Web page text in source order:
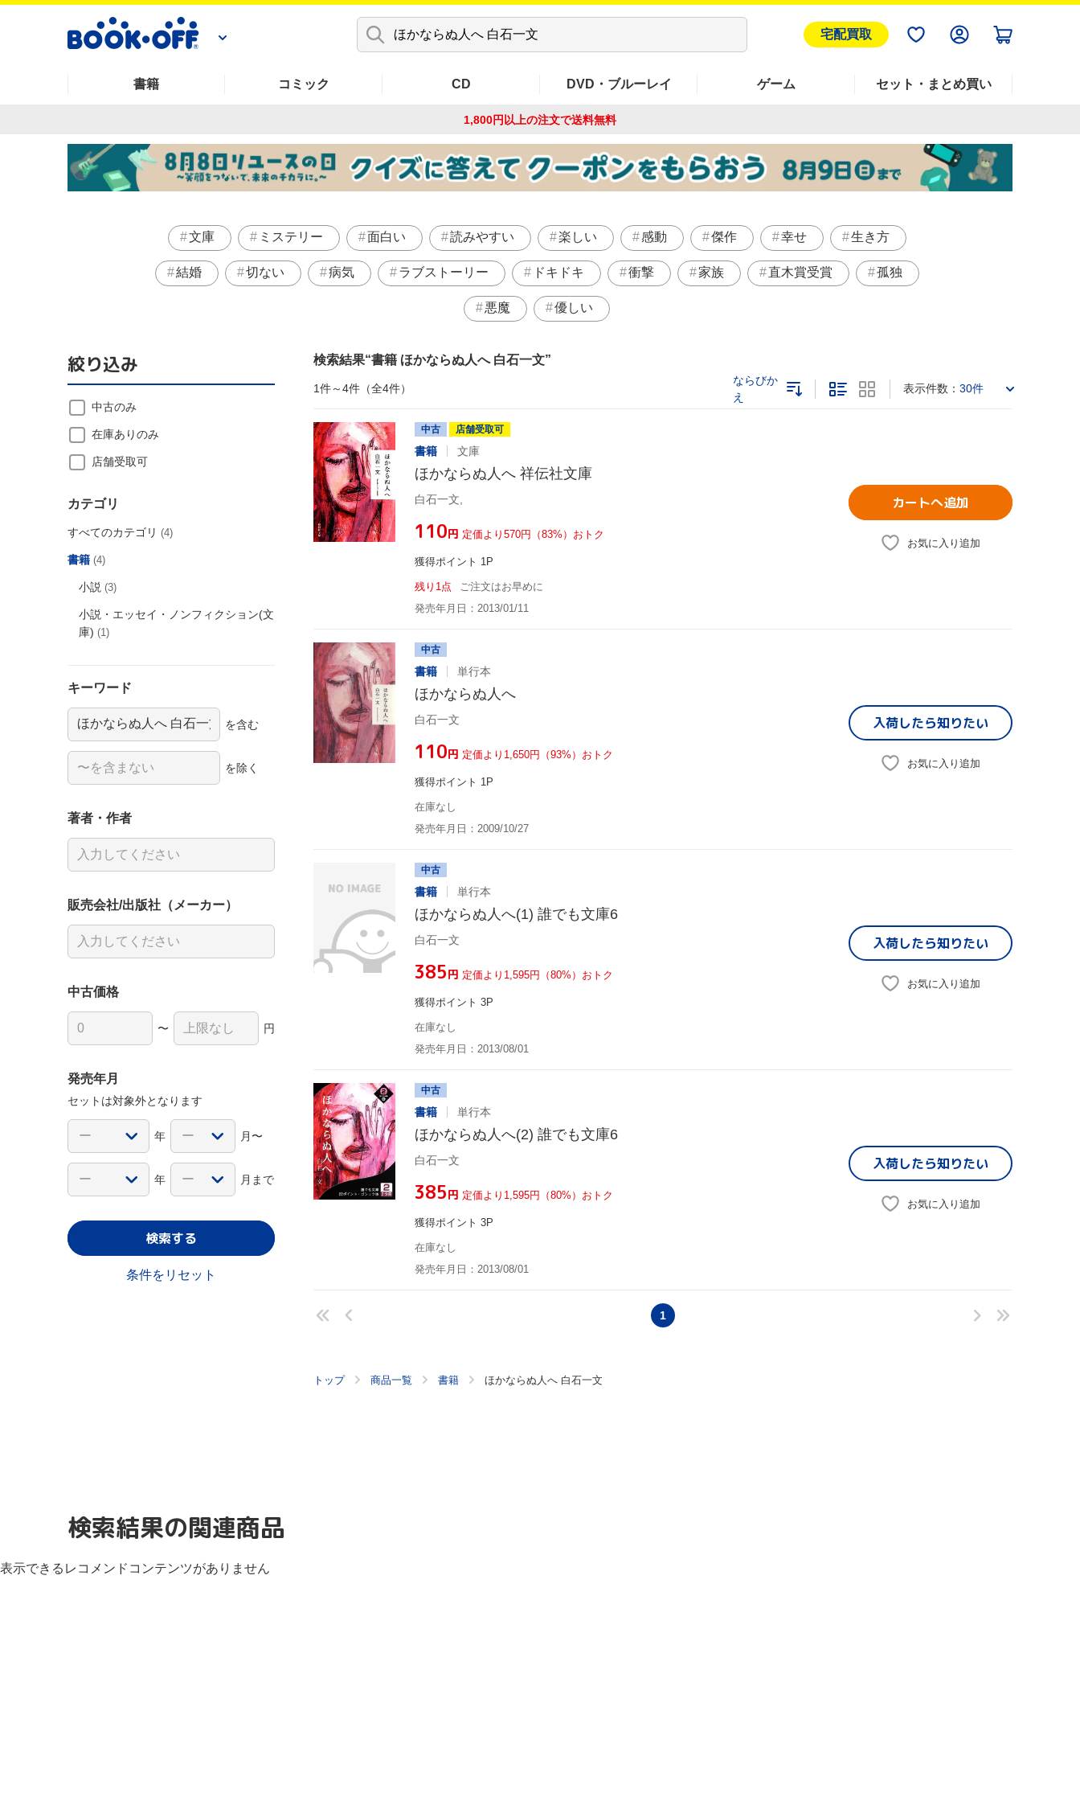
宅配買取
書籍 コミック CD DVD・ブルーレイ ゲーム セット・まとめ買い
1,800円以上の注文で送料無料
文庫 ミステリー 面白い 読みやすい 楽しい 感動 傑作 幸せ 生き方
結婚 切ない 病気 ラブストーリー ドキドキ 衝撃 家族 直木賞受賞 孤独
悪魔 優しい
検索結果 書籍 ほかならぬ人へ 白石一文
1件～4件（全4件）
ならびか
え
表示件数： 30件
中古 店舗受取可
書籍 文庫
ほかならぬ人へ 祥伝社文庫
白石一文,
¥110円 定価より570円（83%）おトク
獲得ポイント 1P
残り1点
ご注文はお早めに
発売年月日：2013/01/11
カートへ追加
お気に入り追加
中古
書籍 単行本
ほかならぬ人へ
白石一文
¥110円 定価より1,650円（93%）おトク
獲得ポイント 1P
在庫なし
発売年月日：2009/10/27
入荷したら知りたい
お気に入り追加
中古
書籍 単行本
ほかならぬ人へ(1) 誰でも文庫6
白石一文
¥385円 定価より1,595円（80%）おトク
獲得ポイント 3P
在庫なし
発売年月日：2013/08/01
入荷したら知りたい
お気に入り追加
中古
書籍 単行本
ほかならぬ人へ(2) 誰でも文庫6
白石一文
¥385円 定価より1,595円（80%）おトク
獲得ポイント 3P
在庫なし
発売年月日：2013/08/01
入荷したら知りたい
お気に入り追加
1
トップ 商品一覧 書籍 ほかならぬ人へ 白石一文
絞り込み
中古のみ
在庫ありのみ
店舗受取可
カテゴリ
すべてのカテゴリ (4)
書籍 (4)
小説 (3)
小説・エッセイ・ノンフィクション(文
庫) (1)
キーワード
を含む
を除く
著者・作者
販売会社/出版社（メーカー）
中古価格
〜 円
発売年月
セットは対象外となります
年 月〜
年 月まで
検索する
条件をリセット
検索結果の関連商品
表示できるレコメンドコンテンツがありません